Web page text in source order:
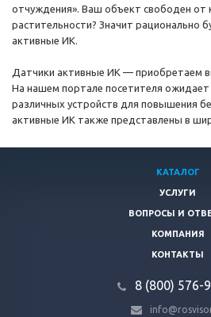
отчуждения». Ваш объект свободен от
растительности? Значит рационально
активные ИК.
Датчики активные ИК — приобретаем
На нашем портале посетителя
различных устройств для повышения
активные ИК также представлены в
КАТАЛОГ
УСЛУГИ
ВОПРОСЫ И
КОМПАНИЯ
КОНТАКТЫ
8 (800) 576-